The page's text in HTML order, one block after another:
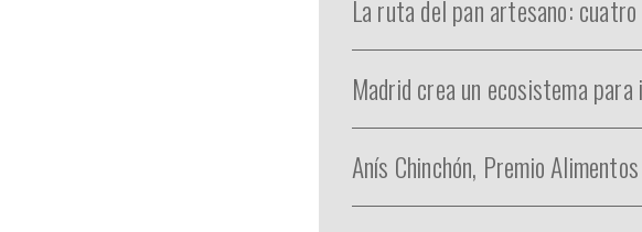
La ruta del pan artesano:
Madrid crea un ecosistema
Anís Chinchón, Premio